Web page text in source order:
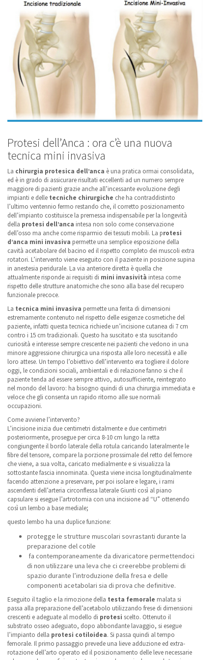
Protesi dell’Anca : ora c’è una nuova
tecnica mini invasiva
La chirurgia protesica dell’anca è una pratica ormai consolidata,
ed è in grado di assicurare risultati eccellenti ad un numero sempre
maggiore di pazienti grazie anche all’incessante evoluzione degli
impianti e delle tecniche chirurgiche che ha contraddistinto
l’ultimo ventennio fermo restando che, il corretto posizionamento
dell’impianto costituisce la premessa indispensabile per la longevità
della protesi dell’anca intesa non solo come conservazione
dell’osso ma anche come risparmio dei tessuti mobili. La protesi
d’anca mini invasiva permette una semplice esposizione della
cavità acetabolare del bacino ed il rispetto completo dei muscoli extra
rotatori. L’intervento viene eseguito con il paziente in posizione supina
in anestesia peridurale. La via anteriore diretta è quella che
attualmente risponde ai requisiti di mini invasività intesa come
rispetto delle strutture anatomiche che sono alla base del recupero
funzionale precoce.
La tecnica mini invasiva permette una ferita di dimensioni
estremamente contenuto nel rispetto delle esigenze cosmetiche del
paziente, infatti questa tecnica richiede un’incisione cutanea di 7 cm
contro i 15 cm tradizionali. Questo ha suscitato e sta suscitando
curiosità e interesse sempre crescente nei pazienti che vedono in una
minore aggressione chirurgica una risposta alle loro necessità e alle
loro attese. Un tempo l’obiettivo dell’intervento era togliere il dolore
oggi, le condizioni sociali, ambientali e di relazione fanno si che il
paziente tenda ad essere sempre attivo, autosufficiente, reintegrato
nel mondo del lavoro: ha bisogno quindi di una chirurgia immediata e
veloce che gli consenta un rapido ritorno alle sue normali
occupazioni.
Come avviene l’intervento?
L’incisione inizia due centimetri distalmente e due centimetri
posteriormente, prosegue per circa 8-10 cm lungo la retta
congiungente il bordo laterale della rotula caricando lateralmente le
fibre del tensore, compare la porzione prossimale del retto del femore
che viene, a sua volta, caricato medialmente e si visualizza la
sottostante fascia innominata. Questa viene incisa longitudinalmente
facendo attenzione a preservare, per poi isolare e legare, i rami
ascendenti dell’arteria circonflessa laterale Giunti così al piano
capsulare si esegue l’artrotomia con una incisione ad “U” ottenendo
così un lembo a base mediale;
questo lembo ha una duplice funzione:
protegge le strutture muscolari sovrastanti durante la
preparazione del cotile
fa contemporaneamente da divaricatore permettendoci
di non utilizzare una leva che ci creerebbe problemi di
spazio durante l’introduzione della fresa e delle
componenti acetabolari sia di prova che definitive.
Eseguito il taglio e la rimozione della testa femorale malata si
passa alla preparazione dell’acetabolo utilizzando frese di dimensioni
crescenti e adeguate al modello di protesi scelto. Ottenuto il
substrato osseo adeguato, dopo abbondante lavaggio, si esegue
l’impianto della protesi cotiloidea. Si passa quindi al tempo
femorale. Il primo passaggio prevede una lieve adduzione ed extra-
rotazione dell’arto operato ed il posizionamento delle leve necessarie